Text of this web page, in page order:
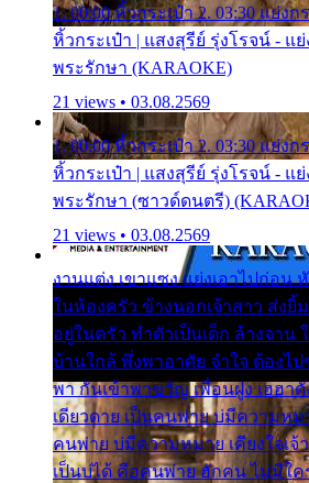
1. 00:00 หิ้วกระเป๋า 2. 03:30 แย่งก
หิ้วกระเป๋า | แสงสุรีย์ รุ่งโรจน์ - แ
พระรักษา (KARAOKE)
21 views • 03.08.2569
1. 00:00 หิ้วกระเป๋า 2. 03:30 แย่งก
หิ้วกระเป๋า | แสงสุรีย์ รุ่งโรจน์ - แ
พระรักษา (ซาวด์ดนตรี)
21 views • 03.08.2569
งานแต่ง เขาแซง แย่งเอาไปก่อน
ในห้องครัว ข้างนอกเจ้าสาว ส่งยิ้
อยู่ในครัว ทำตัวเป็นเด็ก ล้างจาน
บ้านใกล้ พึ่งพาอาศัย จำใจ ต้องไป
พา กันเข้าพาขวัญ เพื่อนฝูง เฮฮา
เดียวดาย เป็นคนพ่าย บ่มีความหม
คนพ่าย บ่มีความหมาย เคียงใจเจ้
เป็นบ่ได้ คือคนพ่าย ฮักคน ไม่มีใค